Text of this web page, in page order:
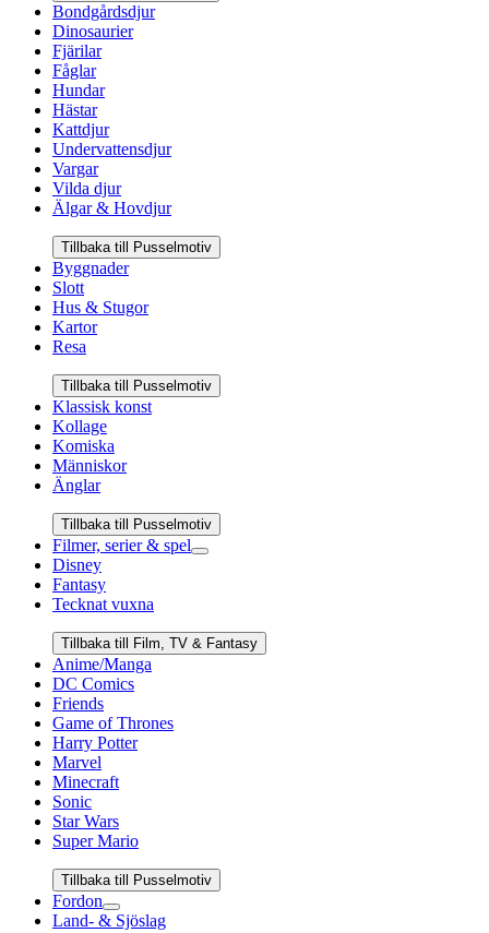
Bondgårdsdjur
Dinosaurier
Fjärilar
Fåglar
Hundar
Hästar
Kattdjur
Undervattensdjur
Vargar
Vilda djur
Älgar & Hovdjur
Tillbaka till Pusselmotiv
Byggnader
Slott
Hus & Stugor
Kartor
Resa
Tillbaka till Pusselmotiv
Klassisk konst
Kollage
Komiska
Människor
Änglar
Tillbaka till Pusselmotiv
Filmer, serier & spel
Disney
Fantasy
Tecknat vuxna
Tillbaka till Film, TV & Fantasy
Anime/Manga
DC Comics
Friends
Game of Thrones
Harry Potter
Marvel
Minecraft
Sonic
Star Wars
Super Mario
Tillbaka till Pusselmotiv
Fordon
Land- & Sjöslag